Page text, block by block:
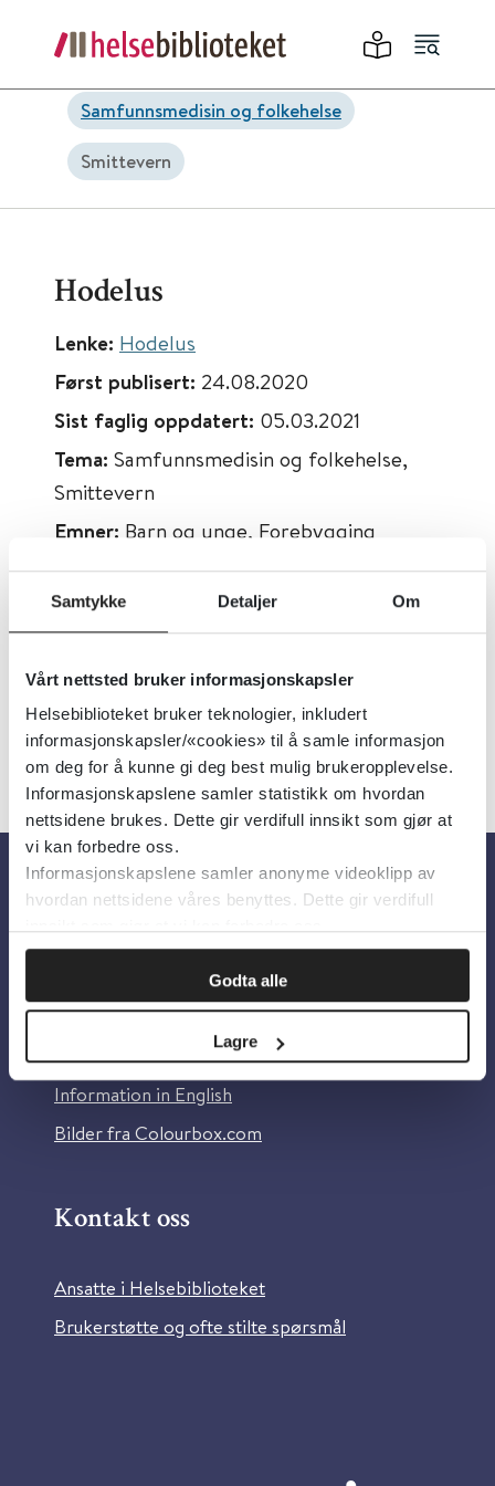
Samtykke Detaljer Om
Vårt nettsted bruker informasjonskapsler
Helsebiblioteket bruker teknologier, inkludert
informasjonskapsler/«cookies» til å samle informasjon
om deg for å kunne gi deg best mulig brukeropplevelse.
Informasjonskapslene samler statistikk om hvordan
nettsidene brukes. Dette gir verdifull innsikt som gjør at
vi kan forbedre oss.
Informasjonskapslene samler anonyme videoklipp av
hvordan nettsidene våres benyttes. Dette gir verdifull
Godta alle
Lagre
Samfunnsmedisin og folkehelse
Smittevern
Hodelus
Lenke: Hodelus
Først publisert: 24.08.2020
Sist faglig oppdatert: 05.03.2021
Tema: Samfunnsmedisin og folkehelse,
Smittevern
Emner: Barn og unge, Forebygging
Dokumenttype:Informasjonsark
Utgiver: Folkehelseinstituttet (FHI)
Om oss
Om Helsebiblioteket
Personvern og informasjonskapsler
Tilgjengelighetserklæring
Information in English
Bilder fra Colourbox.com
Kontakt oss
Ansatte i Helsebiblioteket
Brukerstøtte og ofte stilte spørsmål